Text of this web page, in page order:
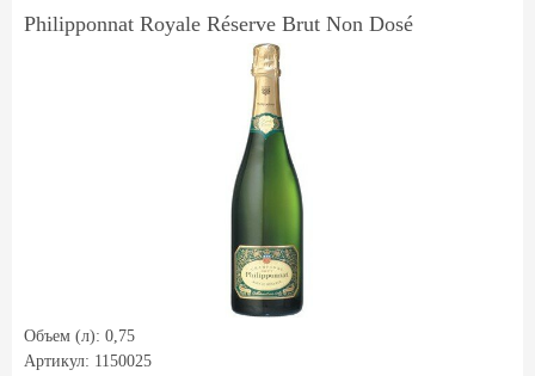
Philipponnat Royale Réserve Brut Non Dosé
Объем (л): 0,75
Артикул: 1150025